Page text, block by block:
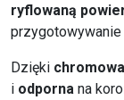
ryflowaną
przygotowywanie
Dzięki
i odporna na